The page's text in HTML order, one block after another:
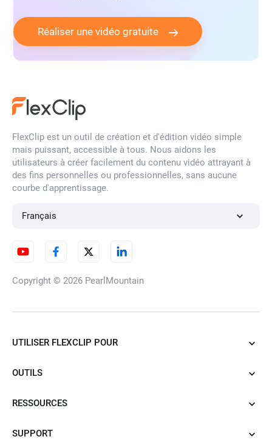
Réaliser une vidéo gratuite
FlexClip est un outil de création et d'édition vidéo simple
mais puissant, accessible à tous. Nous aidons les
utilisateurs à créer facilement du contenu vidéo attrayant à
des fins personnelles ou professionnelles, sans aucune
courbe d'apprentissage.
Français
Copyright © 2026 PearlMountain
UTILISER FLEXCLIP POUR
OUTILS
RESSOURCES
SUPPORT